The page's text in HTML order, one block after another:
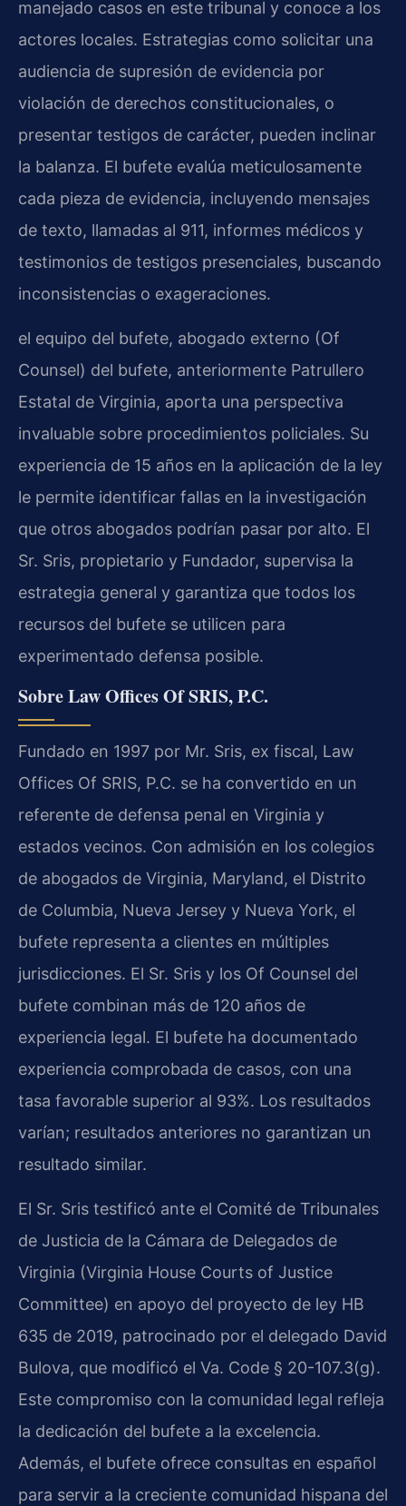
manejado casos en este tribunal y conoce a los
actores locales. Estrategias como solicitar una
audiencia de supresión de evidencia por
violación de derechos constitucionales, o
presentar testigos de carácter, pueden inclinar
la balanza. El bufete evalúa meticulosamente
cada pieza de evidencia, incluyendo mensajes
de texto, llamadas al 911, informes médicos y
testimonios de testigos presenciales, buscando
inconsistencias o exageraciones.
el equipo del bufete, abogado externo (Of
Counsel) del bufete, anteriormente Patrullero
Estatal de Virginia, aporta una perspectiva
invaluable sobre procedimientos policiales. Su
experiencia de 15 años en la aplicación de la ley
le permite identificar fallas en la investigación
que otros abogados podrían pasar por alto. El
Sr. Sris, propietario y Fundador, supervisa la
estrategia general y garantiza que todos los
recursos del bufete se utilicen para
experimentado defensa posible.
Sobre Law Offices Of SRIS, P.C.
Fundado en 1997 por Mr. Sris, ex fiscal, Law
Offices Of SRIS, P.C. se ha convertido en un
referente de defensa penal en Virginia y
estados vecinos. Con admisión en los colegios
de abogados de Virginia, Maryland, el Distrito
de Columbia, Nueva Jersey y Nueva York, el
bufete representa a clientes en múltiples
jurisdicciones. El Sr. Sris y los Of Counsel del
bufete combinan más de 120 años de
experiencia legal. El bufete ha documentado
experiencia comprobada de casos, con una
tasa favorable superior al 93%. Los resultados
varían; resultados anteriores no garantizan un
resultado similar.
El Sr. Sris testificó ante el Comité de Tribunales
de Justicia de la Cámara de Delegados de
Virginia (Virginia House Courts of Justice
Committee) en apoyo del proyecto de ley HB
635 de 2019, patrocinado por el delegado David
Bulova, que modificó el Va. Code § 20-107.3(g).
Este compromiso con la comunidad legal refleja
la dedicación del bufete a la excelencia.
Además, el bufete ofrece consultas en español
para servir a la creciente comunidad hispana del